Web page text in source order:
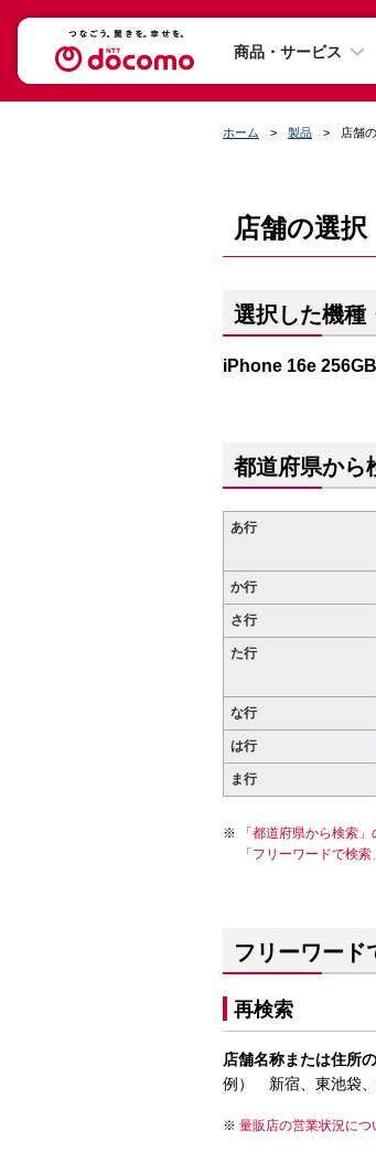
商品・サービス
ホーム 製品 店舗
店舗の選択
選択した機種
iPhone 16e
都道府県から
あ行
か行
さ行
た行
な行
は行
ま行
「都道府県から検索
「フリーワードで検
フリーワード
再検索
店舗名称または住所
例） 新宿、東池袋
量販店の営業状況につ